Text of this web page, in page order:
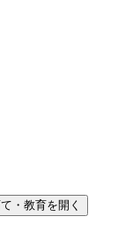
・教育を開く